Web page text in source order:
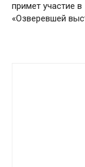
примет участие в
«Озверевшей